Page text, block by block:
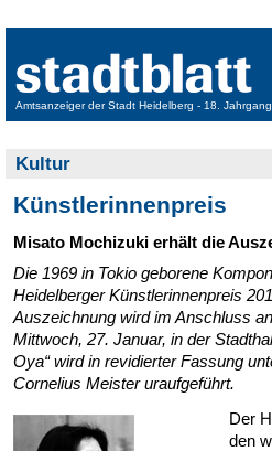
Amtsanzeiger der Stadt Heidelberg - 18.
Kultur
Künstlerinnenpreis
Misato Mochizuki erhält die
Die 1969 in Tokio geborene
Heidelberger Künstlerinnenpreis
Auszeichnung wird im Anschluss
Mittwoch, 27. Januar, in der
Oya“ wird in revidierter Fassung
Cornelius Meister uraufgeführt.
Der
den